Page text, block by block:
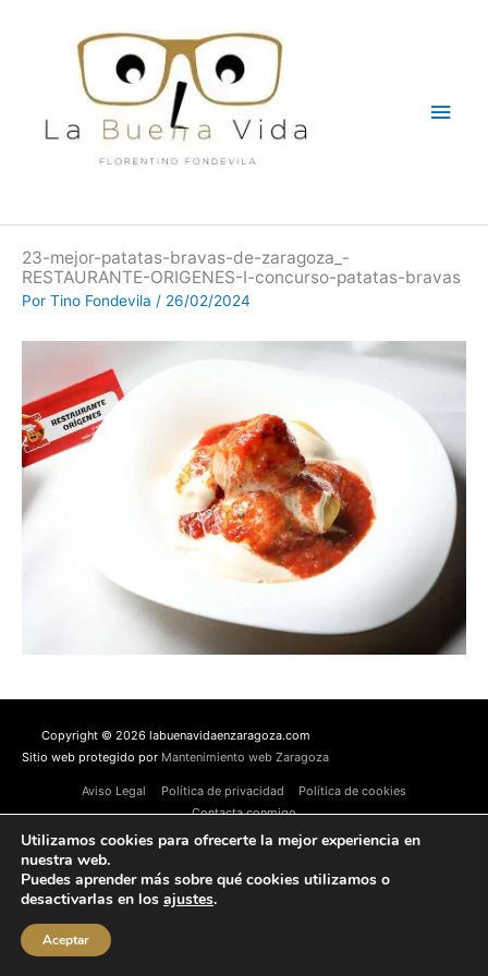
23-mejor-patatas-bravas-de-zaragoza_-
RESTAURANTE-ORIGENES-I-concurso-patatas-bravas
Por Tino Fondevila / 26/02/2024
Copyright © 2026 labuenavidaenzaragoza.com
Sitio web protegido por Mantenimiento web Zaragoza
Aviso Legal Política de privacidad
Política de cookies
Contacta conmigo
Utilizamos cookies para ofrecerte la mejor experiencia en
nuestra web.
Puedes aprender más sobre qué cookies utilizamos o
desactivarlas en los ajustes.
Aceptar